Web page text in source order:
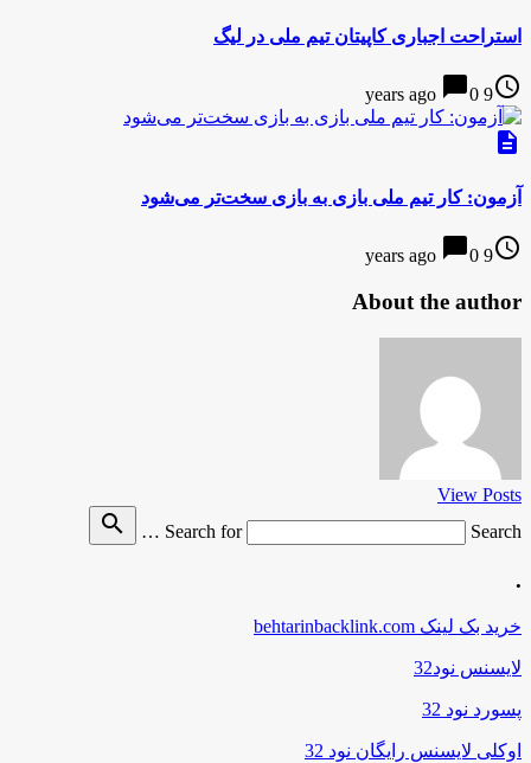
استراحت اجباری کاپیتان تیم ملی در لیگ
access_time
9 years ago
chat_bubble0
description
آزمون: کار تیم ملی بازی به بازی سخت‌تر می‌شود
access_time
9 years ago
chat_bubble0
About the author
View Posts
Search for
Search …
search
.
خرید بک لینک behtarinbacklink.com
لایسنس نود32
پسورد نود 32
اوکلی لایسنس رایگان نود 32